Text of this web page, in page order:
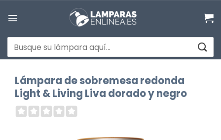
Buscar
por:
Lámpara de sobremesa redonda
Light & Living Liva dorado y negro